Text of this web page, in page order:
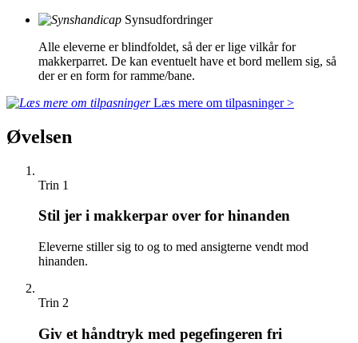
Synsudfordringer
Alle eleverne er blindfoldet, så der er lige vilkår for
makkerparret. De kan eventuelt have et bord mellem sig, så
der er en form for ramme/bane.
Læs mere om tilpasninger >
Øvelsen
Trin 1
Stil jer i makkerpar over for hinanden
Eleverne stiller sig to og to med ansigterne vendt mod
hinanden.
Trin 2
Giv et håndtryk med pegefingeren fri